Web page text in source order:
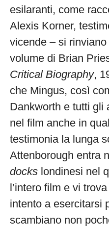
esilaranti, come
Alexis Korner,
vicende – si
volume di Brian
Critical Biography,
che Mingus, così
Dankworth e tutti gli
nel film anche in
testimonia la lunga
Attenborough entra
docks londinesi nel
l’intero film e vi
intento a esercitarsi
scambiano non